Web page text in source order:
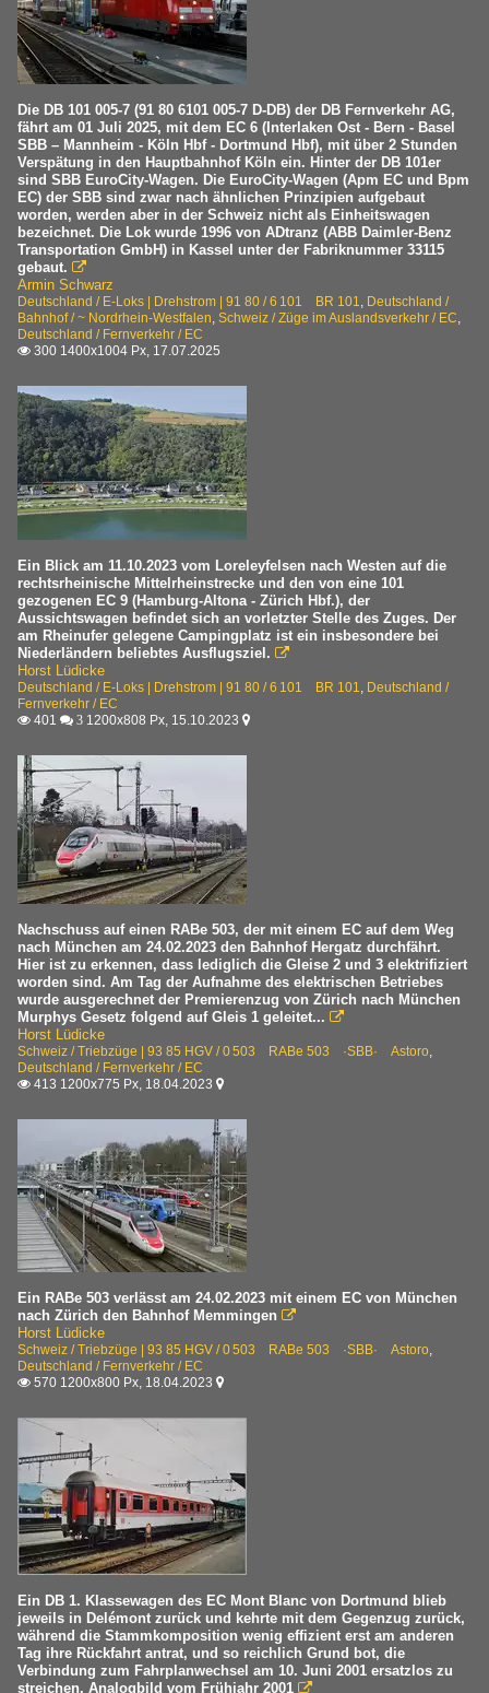
Die DB 101 005-7 (91 80 6101 005-7 D-DB) der DB Fernverkehr AG,
fährt am 01 Juli 2025, mit dem EC 6 (Interlaken Ost - Bern - Basel
SBB – Mannheim - Köln Hbf - Dortmund Hbf), mit über 2 Stunden
Verspätung in den Hauptbahnhof Köln ein. Hinter der DB 101er
sind SBB EuroCity-Wagen. Die EuroCity-Wagen (Apm EC und Bpm
EC) der SBB sind zwar nach ähnlichen Prinzipien aufgebaut
worden, werden aber in der Schweiz nicht als Einheitswagen
bezeichnet. Die Lok wurde 1996 von ADtranz (ABB Daimler-Benz
Transportation GmbH) in Kassel unter der Fabriknummer 33115
gebaut. 
Armin Schwarz
Deutschland / E-Loks | Drehstrom | 91 80 / 6 101 BR 101, Deutschland /
Bahnhof / ~ Nordrhein-Westfalen, Schweiz / Züge im Auslandsverkehr / EC,
Deutschland / Fernverkehr / EC
 300 1400x1004 Px, 17.07.2025
Ein Blick am 11.10.2023 vom Loreleyfelsen nach Westen auf die
rechtsrheinische Mittelrheinstrecke und den von eine 101
gezogenen EC 9 (Hamburg-Altona - Zürich Hbf.), der
Aussichtswagen befindet sich an vorletzter Stelle des Zuges. Der
am Rheinufer gelegene Campingplatz ist ein insbesondere bei
Niederländern beliebtes Ausflugsziel. 
Horst Lüdicke
Deutschland / E-Loks | Drehstrom | 91 80 / 6 101 BR 101, Deutschland /
Fernverkehr / EC
 401  3 1200x808 Px, 15.10.2023 
Nachschuss auf einen RABe 503, der mit einem EC auf dem Weg
nach München am 24.02.2023 den Bahnhof Hergatz durchfährt.
Hier ist zu erkennen, dass lediglich die Gleise 2 und 3 elektrifiziert
worden sind. Am Tag der Aufnahme des elektrischen Betriebes
wurde ausgerechnet der Premierenzug von Zürich nach München
Murphys Gesetz folgend auf Gleis 1 geleitet... 
Horst Lüdicke
Schweiz / Triebzüge | 93 85 HGV / 0 503 RABe 503 ·SBB· Astoro,
Deutschland / Fernverkehr / EC
 413 1200x775 Px, 18.04.2023 
Ein RABe 503 verlässt am 24.02.2023 mit einem EC von München
nach Zürich den Bahnhof Memmingen 
Horst Lüdicke
Schweiz / Triebzüge | 93 85 HGV / 0 503 RABe 503 ·SBB· Astoro,
Deutschland / Fernverkehr / EC
 570 1200x800 Px, 18.04.2023 
Ein DB 1. Klassewagen des EC Mont Blanc von Dortmund blieb
jeweils in Delémont zurück und kehrte mit dem Gegenzug zurück,
während die Stammkomposition wenig effizient erst am anderen
Tag ihre Rückfahrt antrat, und so reichlich Grund bot, die
Verbindung zum Fahrplanwechsel am 10. Juni 2001 ersatzlos zu
streichen. Analogbild vom Frühjahr 2001 